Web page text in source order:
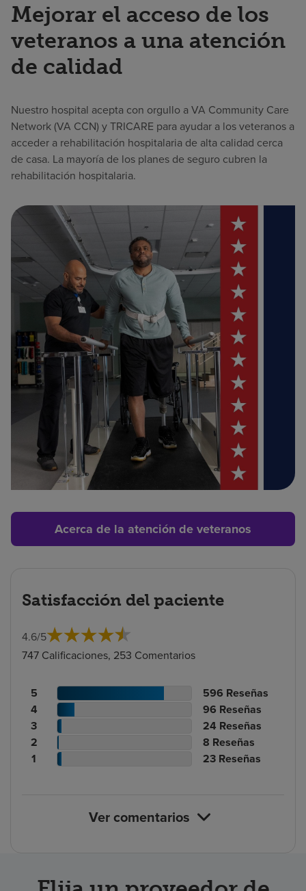
Mejorar el acceso de los
veteranos a una atención
de calidad
Nuestro hospital acepta con orgullo a VA Community Care
Network (VA CCN) y TRICARE para ayudar a los veteranos a
acceder a rehabilitación hospitalaria de alta calidad cerca
de casa. La mayoría de los planes de seguro cubren la
rehabilitación hospitalaria.
Acerca de la atención de veteranos
Satisfacción del paciente
4.6/5
747 Calificaciones, 253 Comentarios
Recuento
de
calificaciones
de
pacientes
5
N.º
de
reseñas
596 Reseñas
Recuento
de
calificaciones
de
4
N.º
de
reseñas
96 Reseñas
Recuento
de
calificaciones
3
N.º
de
reseñas
24 Reseñas
Recuento
de
2
N.º
de
8 Reseñas
Recuento
1
N.º
23 Reseñas
Ver comentarios